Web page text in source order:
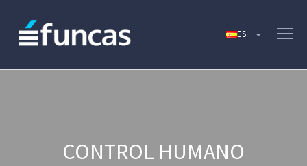
CONTROL HUMANO